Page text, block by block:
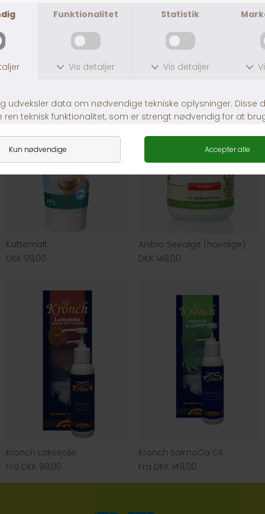
Andre købte også
Kattemalt.
DKK 99,00
Anibio Seealge (havalge)
DKK 149,00
Kronch Lakseolie
Fra DKK 99,00
Kronch SalmoCa Oli
Fra DKK 149,00